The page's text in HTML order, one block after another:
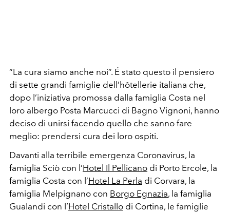
“La cura siamo anche noi”. É stato questo il pensiero
di sette grandi famiglie dell’hôtellerie italiana che,
dopo l’iniziativa promossa dalla famiglia Costa nel
loro albergo Posta Marcucci di Bagno Vignoni, hanno
deciso di unirsi facendo quello che sanno fare
meglio: prendersi cura dei loro ospiti.
Davanti alla terribile emergenza Coronavirus, la
famiglia Sciò con l’Hotel Il Pellicano di Porto Ercole, la
famiglia Costa con l’Hotel La Perla di Corvara, la
famiglia Melpignano con Borgo Egnazia, la famiglia
Gualandi con l’Hotel Cristallo di Cortina, le famiglie